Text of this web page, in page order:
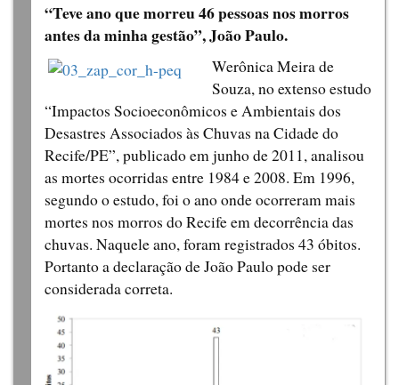
“Teve ano que morreu 46 pessoas nos morros
antes da minha gestão”, João Paulo.
Werônica Meira de
Souza, no extenso estudo
“Impactos Socioeconômicos e Ambientais dos
Desastres Associados às Chuvas na Cidade do
Recife/PE”, publicado em junho de 2011, analisou
as mortes ocorridas entre 1984 e 2008. Em 1996,
segundo o estudo, foi o ano onde ocorreram mais
mortes nos morros do Recife em decorrência das
chuvas. Naquele ano, foram registrados 43 óbitos.
Portanto a declaração de João Paulo pode ser
considerada correta.